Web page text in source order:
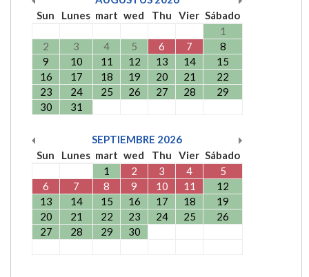
Sun
Lunes mart wed Thu Vier Sábado
1
2
3 4 5 6 7
8
9
10 11 12 13 14
15
16
17 18 19 20 21
22
23
24 25 26 27 28
29
30
31
SEPTIEMBRE 2026
Sun
Lunes mart wed Thu Vier Sábado
1
2 3 4
5
6
7 8 9 10 11
12
13
14 15 16 17 18
19
20
21 22 23 24 25
26
27
28 29 30